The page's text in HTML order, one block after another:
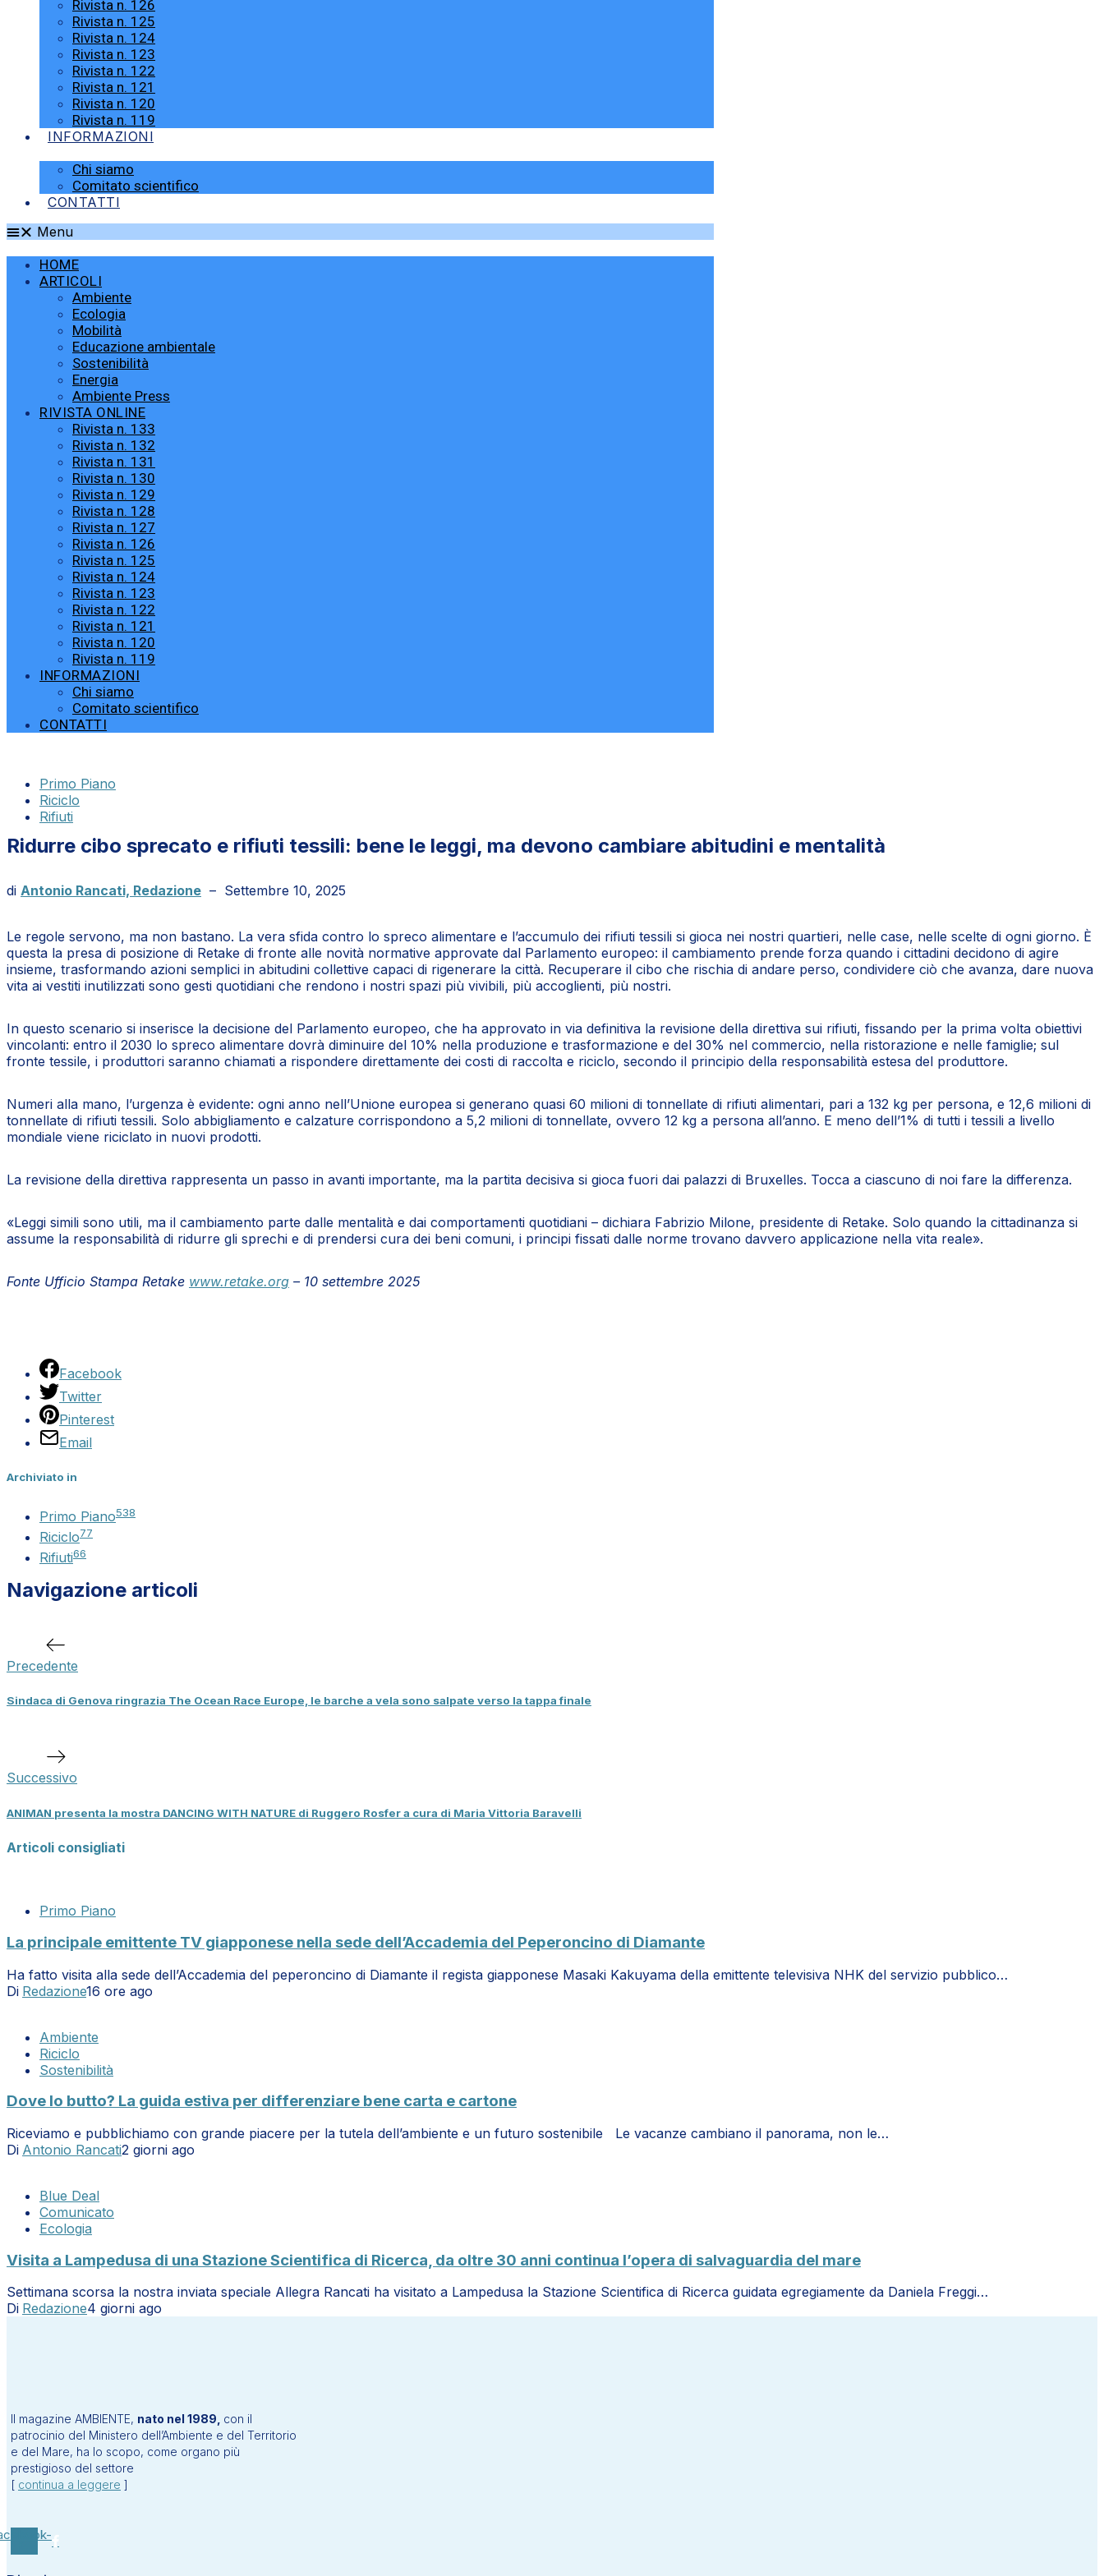
Rivista n. 126
Rivista n. 125
Rivista n. 124
Rivista n. 123
Rivista n. 122
Rivista n. 121
Rivista n. 120
Rivista n. 119
INFORMAZIONI
Chi siamo
Comitato scientifico
CONTATTI
Menu
HOME
ARTICOLI
Ambiente
Ecologia
Mobilità
Educazione ambientale
Sostenibilità
Energia
Ambiente Press
RIVISTA ONLINE
Rivista n. 133
Rivista n. 132
Rivista n. 131
Rivista n. 130
Rivista n. 129
Rivista n. 128
Rivista n. 127
Rivista n. 126
Rivista n. 125
Rivista n. 124
Rivista n. 123
Rivista n. 122
Rivista n. 121
Rivista n. 120
Rivista n. 119
INFORMAZIONI
Chi siamo
Comitato scientifico
CONTATTI
Primo Piano
Riciclo
Rifiuti
Ridurre cibo sprecato e rifiuti tessili: bene le leggi, ma devono cambiare abitudini e mentalità
di Antonio Rancati, Redazione – Settembre 10, 2025
Le regole servono, ma non bastano. La vera sfida contro lo spreco alimentare e l’accumulo dei rifiuti tessili si gioca nei nostri quartieri, nelle case, nelle scelte di ogni giorno. È
questa la presa di posizione di Retake di fronte alle novità normative approvate dal Parlamento europeo: il cambiamento prende forza quando i cittadini decidono di agire
insieme, trasformando azioni semplici in abitudini collettive capaci di rigenerare la città. Recuperare il cibo che rischia di andare perso, condividere ciò che avanza, dare nuova
vita ai vestiti inutilizzati sono gesti quotidiani che rendono i nostri spazi più vivibili, più accoglienti, più nostri.
In questo scenario si inserisce la decisione del Parlamento europeo, che ha approvato in via definitiva la revisione della direttiva sui rifiuti, fissando per la prima volta obiettivi
vincolanti: entro il 2030 lo spreco alimentare dovrà diminuire del 10% nella produzione e trasformazione e del 30% nel commercio, nella ristorazione e nelle famiglie; sul
fronte tessile, i produttori saranno chiamati a rispondere direttamente dei costi di raccolta e riciclo, secondo il principio della responsabilità estesa del produttore.
Numeri alla mano, l’urgenza è evidente: ogni anno nell’Unione europea si generano quasi 60 milioni di tonnellate di rifiuti alimentari, pari a 132 kg per persona, e 12,6 milioni di
tonnellate di rifiuti tessili. Solo abbigliamento e calzature corrispondono a 5,2 milioni di tonnellate, ovvero 12 kg a persona all’anno. E meno dell’1% di tutti i tessili a livello
mondiale viene riciclato in nuovi prodotti.
La revisione della direttiva rappresenta un passo in avanti importante, ma la partita decisiva si gioca fuori dai palazzi di Bruxelles. Tocca a ciascuno di noi fare la differenza.
«Leggi simili sono utili, ma il cambiamento parte dalle mentalità e dai comportamenti quotidiani – dichiara Fabrizio Milone, presidente di Retake. Solo quando la cittadinanza si
assume la responsabilità di ridurre gli sprechi e di prendersi cura dei beni comuni, i principi fissati dalle norme trovano davvero applicazione nella vita reale».
Fonte Ufficio Stampa Retake www.retake.org – 10 settembre 2025
Facebook
Twitter
Pinterest
Email
Archiviato in
Primo Piano538
Riciclo77
Rifiuti66
Navigazione articoli
Precedente
Sindaca di Genova ringrazia The Ocean Race Europe, le barche a vela sono salpate verso la tappa finale
Successivo
ANIMAN presenta la mostra DANCING WITH NATURE di Ruggero Rosfer a cura di Maria Vittoria Baravelli
Articoli consigliati
Primo Piano
La principale emittente TV giapponese nella sede dell’Accademia del Peperoncino di Diamante
Ha fatto visita alla sede dell’Accademia del peperoncino di Diamante il regista giapponese Masaki Kakuyama della emittente televisiva NHK del servizio pubblico…
Di Redazione16 ore ago
Ambiente
Riciclo
Sostenibilità
Dove lo butto? La guida estiva per differenziare bene carta e cartone
Riceviamo e pubblichiamo con grande piacere per la tutela dell’ambiente e un futuro sostenibile Le vacanze cambiano il panorama, non le…
Di Antonio Rancati2 giorni ago
Blue Deal
Comunicato
Ecologia
Visita a Lampedusa di una Stazione Scientifica di Ricerca, da oltre 30 anni continua l’opera di salvaguardia del mare
Settimana scorsa la nostra inviata speciale Allegra Rancati ha visitato a Lampedusa la Stazione Scientifica di Ricerca guidata egregiamente da Daniela Freggi…
Di Redazione4 giorni ago
Il magazine AMBIENTE, nato nel 1989, con il
patrocinio del Ministero dell’Ambiente e del Territorio
e del Mare, ha lo scopo, come organo più
prestigioso del settore
[ continua a leggere ]